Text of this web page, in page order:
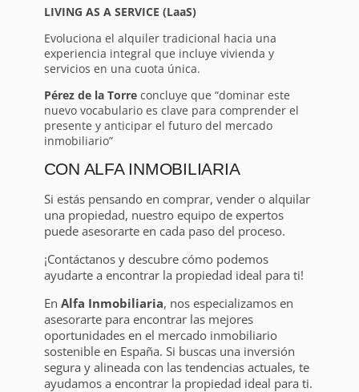
LIVING AS A SERVICE (LaaS)
Evoluciona el alquiler tradicional hacia una
experiencia integral que incluye vivienda y
servicios en una cuota única.
Pérez de la Torreconcluye que “dominar este
nuevo vocabulario es clave para comprender el
presente y anticipar el futuro del mercado
inmobiliario”
CON ALFA INMOBILIARIA
Si estás pensando en comprar, vender o alquilar
una propiedad, nuestro equipo de expertos
puede asesorarte en cada paso del proceso.
¡Contáctanos y descubre cómo podemos
ayudarte a encontrar la propiedad ideal para ti!
En Alfa Inmobiliaria, nos especializamos en
asesorarte para encontrar las mejores
oportunidades en el mercado inmobiliario
sostenible en España. Si buscas una inversión
segura y alineada con las tendencias actuales, te
ayudamos a encontrar la propiedad ideal para ti.